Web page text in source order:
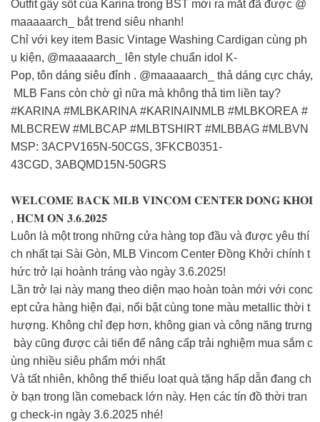
Outfit gây sốt của Karina trong BST mới ra mắt đã được @
maaaaarch_ bắt trend siêu nhanh!
Chỉ với key item Basic Vintage Washing Cardigan cùng ph
ụ kiện, @maaaaarch_ lên style chuẩn idol K-
Pop, tôn dáng siêu đỉnh . @maaaaarch_ thả dáng cực cháy,
MLB Fans còn chờ gì nữa mà không thả tim liền tay?
#KARINA #MLBKARINA #KARINAINMLB #MLBKOREA #
MLBCREW #MLBCAP #MLBTSHIRT #MLBBAG #MLBVN
MSP: 3ACPV165N-50CGS, 3FKCB0351-
43CGD, 3ABQMD15N-50GRS
𝐖𝐄𝐋𝐂𝐎𝐌𝐄 𝐁𝐀𝐂𝐊 𝐌𝐋𝐁 𝐕𝐈𝐍𝐂𝐎𝐌 𝐂𝐄𝐍𝐓𝐄𝐑 𝐃𝐎𝐍𝐆 𝐊𝐇𝐎𝐈
, 𝐇𝐂𝐌 𝐎𝐍 𝟑.𝟔.𝟐𝟎𝟐𝟓
Luôn là một trong những cửa hàng top đầu và được yêu thí
ch nhất tại Sài Gòn, MLB Vincom Center Đồng Khởi chính t
hức trở lại hoành tráng vào ngày 3.6.2025!
Lần trở lại này mang theo diện mạo hoàn toàn mới với conc
ept cửa hàng hiện đại, nổi bật cùng tone màu metallic thời t
hượng. Không chỉ đẹp hơn, không gian và công năng trưng
bày cũng được cải tiến để nâng cấp trải nghiệm mua sắm c
ùng nhiều siêu phẩm mới nhất ️
Và tất nhiên, không thể thiếu loạt quà tặng hấp dẫn đang ch
ờ bạn trong lần comeback lớn này. Hẹn các tín đồ thời tran
g check-in ngày 3.6.2025 nhé!